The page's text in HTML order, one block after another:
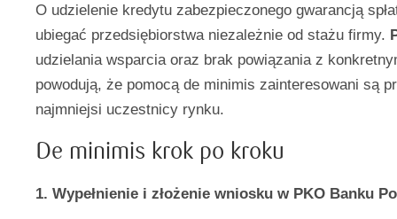
O udzielenie kredytu zabezpieczonego gwarancją
ubiegać przedsiębiorstwa niezależnie od stażu firmy.
udzielania wsparcia oraz brak powiązania z
powodują, że pomocą de minimis zainteresowani są
najmniejsi uczestnicy rynku.
De minimis krok po kroku
1. Wypełnienie i złożenie wniosku w PKO Banku